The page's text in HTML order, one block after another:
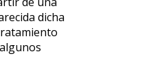
dicha